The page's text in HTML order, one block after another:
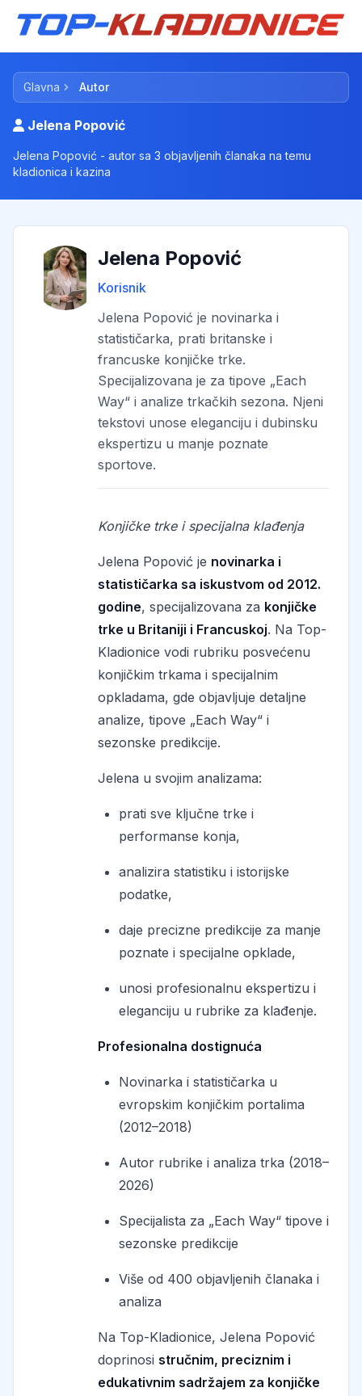
Glavna Autor
Jelena Popović
Jelena Popović - autor sa 3 objavljenih članaka na temu
kladionica i kazina
Jelena Popović
Korisnik
Jelena Popović je novinarka i
statističarka, prati britanske i
francuske konjičke trke.
Specijalizovana je za tipove „Each
Way“ i analize trkačkih sezona. Njeni
tekstovi unose eleganciju i dubinsku
ekspertizu u manje poznate
sportove.
Konjičke trke i specijalna klađenja
Jelena Popović je novinarka i
statističarka sa iskustvom od 2012.
godine, specijalizovana za konjičke
trke u Britaniji i Francuskoj. Na Top-
Kladionice vodi rubriku posvećenu
konjičkim trkama i specijalnim
opkladama, gde objavljuje detaljne
analize, tipove „Each Way“ i
sezonske predikcije.
Jelena u svojim analizama:
prati sve ključne trke i
performanse konja,
analizira statistiku i istorijske
podatke,
daje precizne predikcije za manje
poznate i specijalne opklade,
unosi profesionalnu ekspertizu i
eleganciju u rubrike za klađenje.
Profesionalna dostignuća
Novinarka i statističarka u
evropskim konjičkim portalima
(2012–2018)
Autor rubrike i analiza trka (2018–
2026)
Specijalista za „Each Way“ tipove i
sezonske predikcije
Više od 400 objavljenih članaka i
analiza
Na Top-Kladionice, Jelena Popović
doprinosi stručnim, preciznim i
edukativnim sadržajem za konjičke